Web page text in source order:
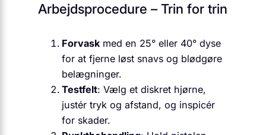
Arbejdsprocedure – Trin for trin
Forvask med en 25° eller 40° dyse
for at fjerne løst snavs og blødgøre
belægninger.
Testfelt: Vælg et diskret hjørne,
justér tryk og afstand, og inspicér
for skader.